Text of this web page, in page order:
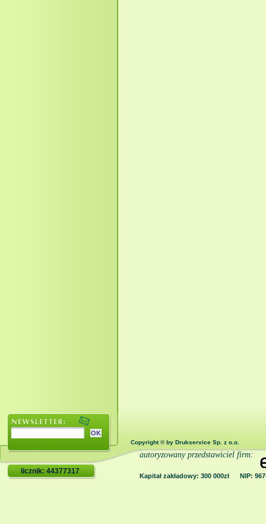
Copyright © by Drukservice Sp. z o.o.
licznik: 44377317
autoryzowany przedstawiciel firm:
Kapitał zakładowy: 300 000zł NIP: